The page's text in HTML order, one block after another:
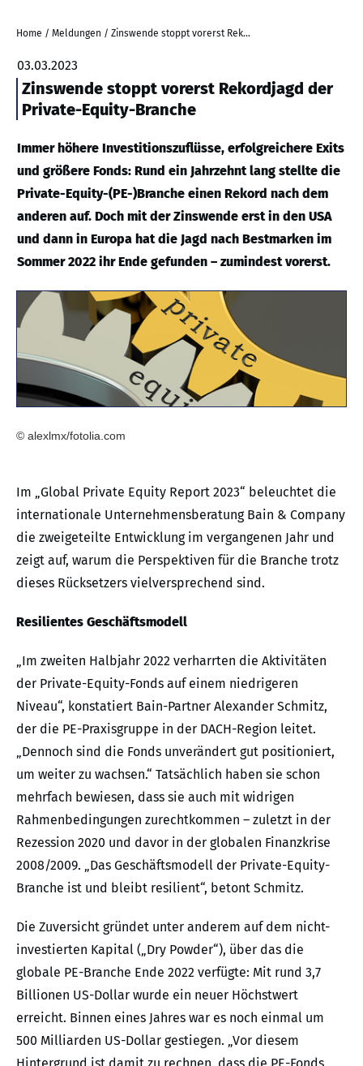
Home / Meldungen / Zinswende stoppt vorerst Rekordjagd der Private-Equity-Branche
03.03.2023
Zinswende stoppt vorerst Rekordjagd der
Private-Equity-Branche
Immer höhere Investitionszuflüsse, erfolgreichere Exits
und größere Fonds: Rund ein Jahrzehnt lang stellte die
Private-Equity-(PE-)Branche einen Rekord nach dem
anderen auf. Doch mit der Zinswende erst in den USA
und dann in Europa hat die Jagd nach Bestmarken im
Sommer 2022 ihr Ende gefunden – zumindest vorerst.
© alexlmx/fotolia.com
Im „Global Private Equity Report 2023“ beleuchtet die
internationale Unternehmensberatung Bain & Company
die zweigeteilte Entwicklung im vergangenen Jahr und
zeigt auf, warum die Perspektiven für die Branche trotz
dieses Rücksetzers vielversprechend sind.
Resilientes Geschäftsmodell
„Im zweiten Halbjahr 2022 verharrten die Aktivitäten
der Private-Equity-Fonds auf einem niedrigeren
Niveau“, konstatiert Bain-Partner Alexander Schmitz,
der die PE-Praxisgruppe in der DACH-Region leitet.
„Dennoch sind die Fonds unverändert gut positioniert,
um weiter zu wachsen.“ Tatsächlich haben sie schon
mehrfach bewiesen, dass sie auch mit widrigen
Rahmenbedingungen zurechtkommen – zuletzt in der
Rezession 2020 und davor in der globalen Finanzkrise
2008/2009. „Das Geschäftsmodell der Private-Equity-
Branche ist und bleibt resilient“, betont Schmitz.
Die Zuversicht gründet unter anderem auf dem nicht-
investierten Kapital („Dry Powder“), über das die
globale PE-Branche Ende 2022 verfügte: Mit rund 3,7
Billionen US-Dollar wurde ein neuer Höchstwert
erreicht. Binnen eines Jahres war es noch einmal um
500 Milliarden US-Dollar gestiegen. „Vor diesem
Hintergrund ist damit zu rechnen, dass die PE-Fonds